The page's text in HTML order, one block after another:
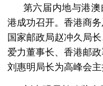
第六届内地与港
港成功召开。香港商
国家邮政局赵冲久局
爱力董事长、香港邮
刘惠明局长为高峰会主